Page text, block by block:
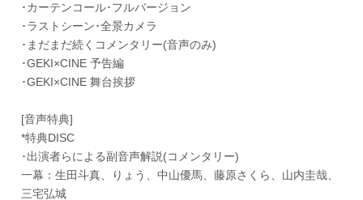
･カーテンコール･フルバージョン
･ラストシーン･全景カメラ
･まだまだ続くコメンタリー(音声のみ)
･GEKI×CINE 予告編
･GEKI×CINE 舞台挨拶
[音声特典]
*特典DISC
･出演者らによる副音声解説(コメンタリー)
一幕：生田斗真、りょう、中山優馬、藤原さくら、山内圭哉、
三宅弘城